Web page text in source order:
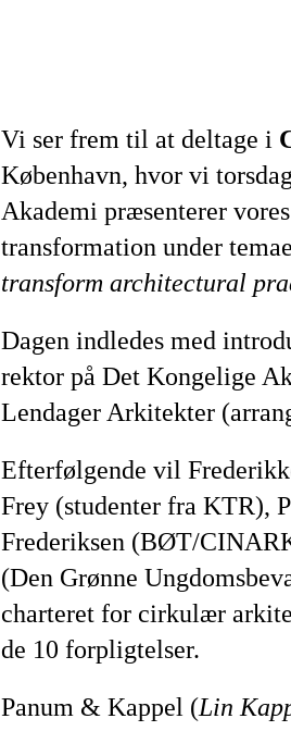
Vi ser frem til at deltage i
København, hvor vi
Akademi præsenterer
transformation under
transform architectural
Dagen indledes med
rektor på Det Kongelige
Lendager Arkitekter
Efterfølgende vil
Frey (studenter fra KTR),
Frederiksen (BØT/
(Den Grønne
charteret for cirkulær
de 10 forpligtelser.
Panum & Kappel (Lin